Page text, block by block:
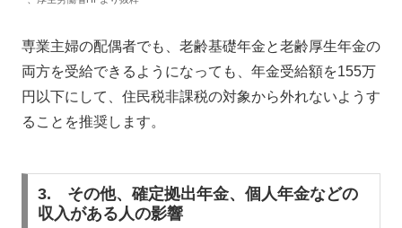
専業主婦の配偶者でも、老齢基礎年金と老齢厚生年金の
両方を受給できるようになっても、年金受給額を155万
円以下にして、住民税非課税の対象から外れないようす
ることを推奨します。
3. その他、確定拠出年金、個人年金などの
収入がある人の影響